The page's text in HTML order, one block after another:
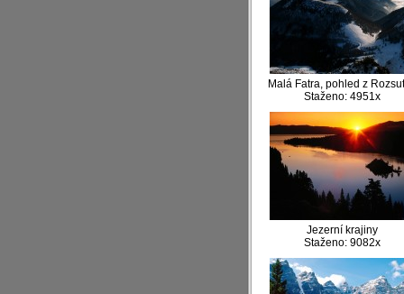
Malá Fatra, pohled z
Staženo: 4951x
Jezerní krajiny
Staženo: 9082x